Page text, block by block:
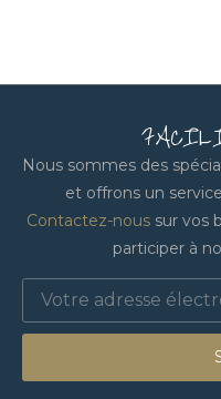
Nous sommes des
et offrons un
Contactez-nous sur vos
participer à